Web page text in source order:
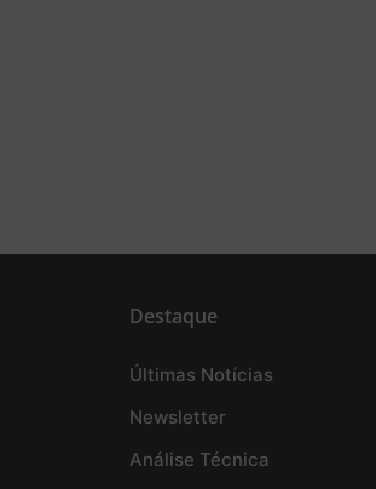
Destaque
Últimas Notícias
Newsletter
Análise Técnica